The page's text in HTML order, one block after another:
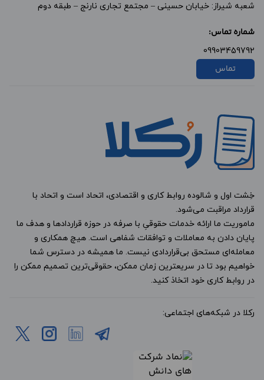
شعبه شیراز: خیابان حسینی – مجتمع تجاری نارنج – طبقه دوم
شماره تماس:
09903459792
تماس
خِشت اول و شالوده روابط کاری و اقتصادی، اتحاد است و اتحاد با
قرارداد مراقبت می‌شود.
ماموریت ما ارائه خدمات حقوقیِ با صرفه در حوزه قراردادها و هدف ما
پایان دادن به معاملات و توافقات شفاهی است. هیچ همکاری و
معامله‌ای مستحق بی‌قراردادی نیست. ما همیشه در دسترس شما
خواهیم بود تا در سریعترین زمان ممکن، حقوقی‌ترین تصمیم ممکن را
در روابط کاری خود اتخاذ کنید.
رکلا در شبکه‌های اجتماعی: